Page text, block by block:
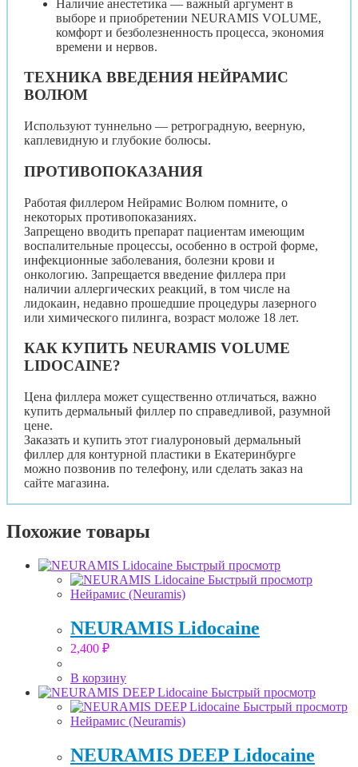
Наличие анестетика — важный аргумент в
выборе и приобретении NEURAMIS VOLUME,
комфорт и безболезненность процесса, экономия
времени и нервов.
ТЕХНИКА ВВЕДЕНИЯ НЕЙРАМИС
ВОЛЮМ
Используют туннельно — ретроградную, веерную,
каплевидную и глубокие болюсы.
ПРОТИВОПОКАЗАНИЯ
Работая филлером Нейрамис Волюм помните, о
некоторых противопоказаниях.
Запрещено вводить препарат пациентам имеющим
воспалительные процессы, особенно в острой форме,
инфекционные заболевания, болезни крови и
онкологию. Запрещается введение филлера при
наличии аллергических реакций, в том числе на
лидокаин, недавно прошедшие процедуры лазерного
или химического пилинга, возраст моложе 18 лет.
КАК КУПИТЬ NEURAMIS VOLUME
LIDOCAINE?
Цена филлера может существенно отличаться, важно
купить дермальный филлер по справедливой, разумной
цене.
Заказать и купить этот гиалуроновый дермальный
филлер для контурной пластики в Екатеринбурге
можно позвонив по телефону, или сделать заказ на
сайте магазина.
Похожие товары
Быстрый просмотр
Быстрый просмотр
Нейрамис (Neuramis)
NEURAMIS Lidocaine
2,400 ₽
В корзину
Быстрый просмотр
Быстрый просмотр
Нейрамис (Neuramis)
NEURAMIS DEEP Lidocaine